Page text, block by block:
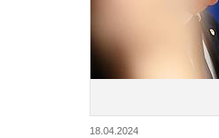
18.04.2024